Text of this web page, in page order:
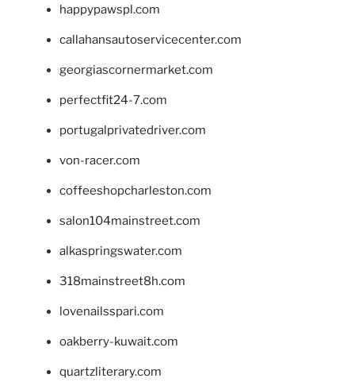
happypawspl.com
callahansautoservicecenter.com
georgiascornermarket.com
perfectfit24-7.com
portugalprivatedriver.com
von-racer.com
coffeeshopcharleston.com
salon104mainstreet.com
alkaspringswater.com
318mainstreet8h.com
lovenailsspari.com
oakberry-kuwait.com
quartzliterary.com